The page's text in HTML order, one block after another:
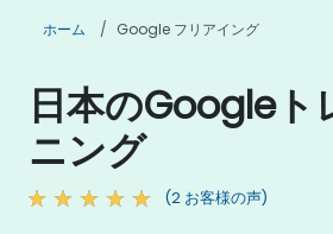
ホーム Google フリアイング
日本のGoogleト
ニング
(2 お客様の声)